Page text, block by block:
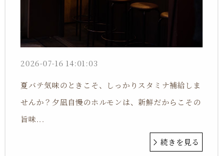
2026-07-16 14:01:03
夏バテ気味のときこそ、しっかりスタミナ補給しま
せんか？夕凪自慢のホルモンは、新鮮だからこその
旨味...
続きを見る